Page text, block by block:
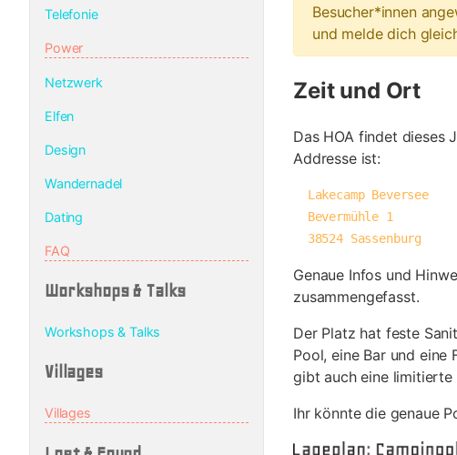
Telefonie
Power
Netzwerk
Elfen
Design
Wandernadel
Dating
FAQ
Workshops & Talks
Workshops & Talks
Villages
Villages
Besucher*innen
und melde dich
Zeit und Ort
Das HOA findet dieses
Addresse ist:
  38524 Sassenburg
Genaue Infos und
zusammengefasst.
Der Platz hat feste
Pool, eine Bar und
gibt auch eine limitierte
Ihr könnte die genaue